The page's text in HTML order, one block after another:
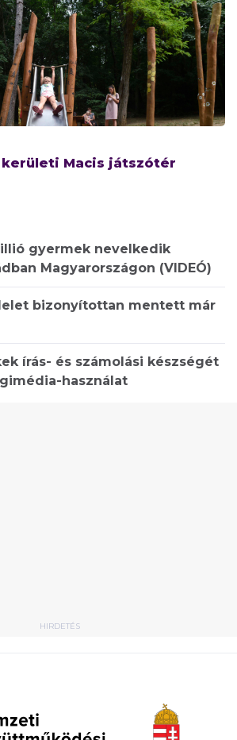
kerületi Macis játszótér
gyermek nevelkedik
Magyarországon (VIDEÓ)
bizonyítottan mentett már
írás- és számolási készségét
használat
HIRDETÉS